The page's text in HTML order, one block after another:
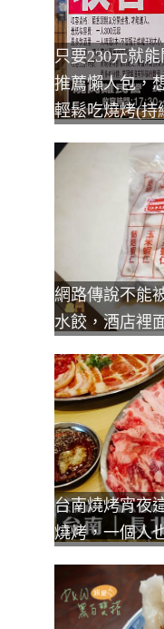
只要230元就
推薦懶人包，
輕鬆吃燒烤(持
網路傳說不能
水餃，酒店裡
台南燒烤宵夜
燒烤，一個人